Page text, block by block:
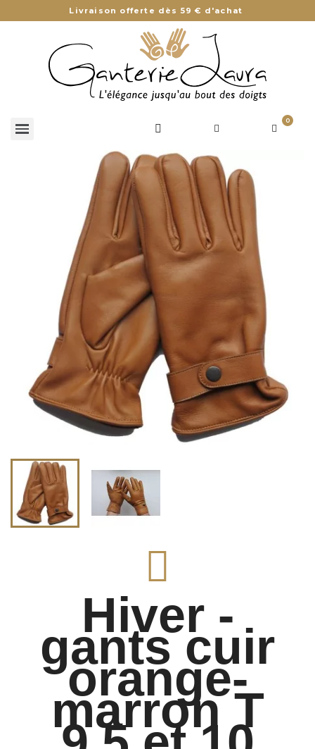
Livraison offerte dès 59 € d'achat
0
Hiver -
gants cuir
orange-
marron T